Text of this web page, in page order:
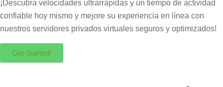
¡Descubra velocidades ultrarrápidas y un tiempo de actividad
confiable hoy mismo y mejore su experiencia en línea con
nuestros servidores privados virtuales seguros y optimizados!
Get Started!